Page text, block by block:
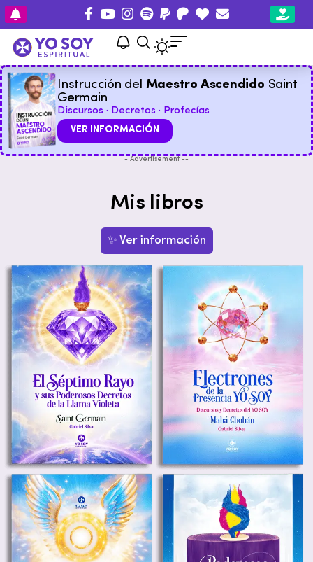
Instrucción del Maestro Ascendido Saint
Germain
Discursos · Decretos · Profecías
VER INFORMACIÓN
- Advertisement --
Mis libros
✨ Ver información